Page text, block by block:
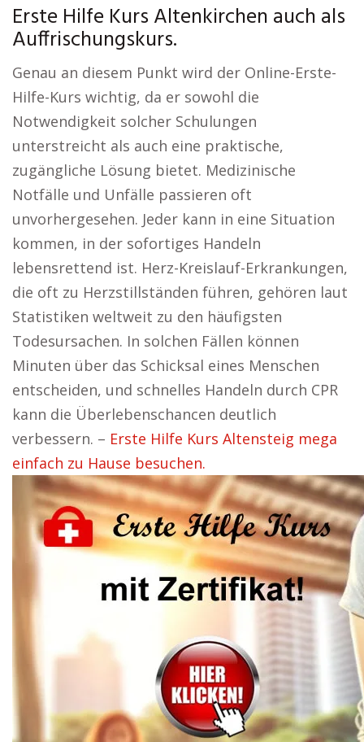
Erste Hilfe Kurs Altenkirchen auch als
Auffrischungskurs.
Genau an diesem Punkt wird der Online-Erste-
Hilfe-Kurs wichtig, da er sowohl die
Notwendigkeit solcher Schulungen
unterstreicht als auch eine praktische,
zugängliche Lösung bietet. Medizinische
Notfälle und Unfälle passieren oft
unvorhergesehen. Jeder kann in eine Situation
kommen, in der sofortiges Handeln
lebensrettend ist. Herz-Kreislauf-Erkrankungen,
die oft zu Herzstillständen führen, gehören laut
Statistiken weltweit zu den häufigsten
Todesursachen. In solchen Fällen können
Minuten über das Schicksal eines Menschen
entscheiden, und schnelles Handeln durch CPR
kann die Überlebenschancen deutlich
verbessern. – Erste Hilfe Kurs Altensteig mega
einfach zu Hause besuchen.